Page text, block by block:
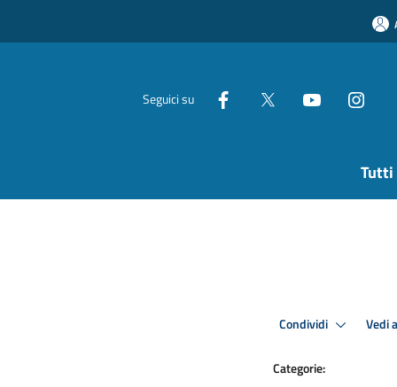
Seguici su
Condividi Vedi
Categorie: